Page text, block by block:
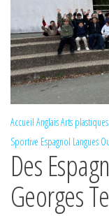
Accueil AnglaisArts plastiques
Sportive Espagnol Langues
Des
Georges